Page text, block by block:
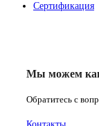
Сертификация
Мы можем
Обратитесь с